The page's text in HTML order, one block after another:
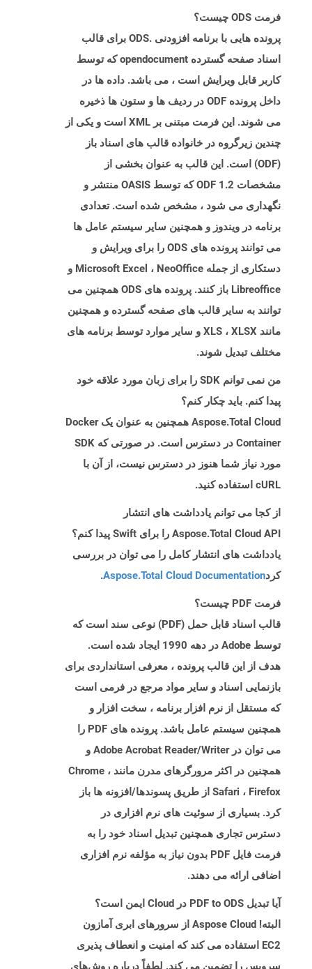
فرمت ODS چیست؟
پرونده هایی با برنامه افزودنی .ODS برای قالب
اسناد صفحه گسترده opendocument که توسط
کاربر قابل ویرایش است ، می باشد. داده ها در
داخل پرونده ODF در ردیف ها و ستون ها ذخیره
می شوند. این فرمت مبتنی بر XML است و یکی از
چندین زیرگروه در خانواده قالب های اسناد باز
(ODF) است. این قالب به عنوان بخشی از
مشخصات ODF 1.2 که توسط OASIS منتشر و
نگهداری می شود ، مشخص شده است. تعدادی
برنامه در ویندوز و همچنین سایر سیستم عامل ها
می توانند پرونده های ODS را برای ویرایش و
دستکاری از جمله Microsoft Excel ، NeoOffice و
Libreoffice باز کنند. پرونده های ODS همچنین می
توانند به سایر قالب های صفحه گسترده و همچنین
مانند XLS ، XLSX و سایر موارد توسط برنامه های
مختلف تبدیل شوند.
من نمی توانم SDK را برای زبان مورد علاقه خود
پیدا کنم. باید چکار کنم؟
Aspose.Total Cloud همچنین به عنوان یک Docker
Container در دسترس است. در صورتی که SDK
مورد نیاز شما هنوز در دسترس نیست، از آن با
cURL استفاده کنید.
از کجا می توانم یادداشت های انتشار
Aspose.Total Cloud API را برای Swift پیدا کنم؟
یادداشت های انتشار کامل را می توان در بررسی
کردAspose.Total Cloud Documentation
.
فرمت PDF چیست؟
قالب اسناد قابل حمل (PDF) نوعی سند است که
توسط Adobe در دهه 1990 ایجاد شده است.
هدف از این قالب پرونده ، معرفی استانداردی برای
بازنمایی اسناد و سایر مواد مرجع در فرمی است
که مستقل از نرم افزار برنامه ، سخت افزار و
همچنین سیستم عامل باشد. پرونده های PDF را
می توان در Adobe Acrobat Reader/Writer و
همچنین در اکثر مرورگرهای مدرن مانند Chrome ،
Safari ، Firefox از طریق پسوندها/افزونه ها باز
کرد. بسیاری از سوئیت های نرم افزاری در
دسترس تجاری همچنین تبدیل اسناد خود را به
فرمت فایل PDF بدون نیاز به مؤلفه نرم افزاری
اضافی ارائه می دهند.
آیا تبدیل PDF to ODS در Cloud ایمن است؟
البته! Aspose Cloud از سرورهای ابری آمازون
EC2 استفاده می کند که امنیت و انعطاف پذیری
سرویس را تضمین می کند. لطفاً درباره روش‌های